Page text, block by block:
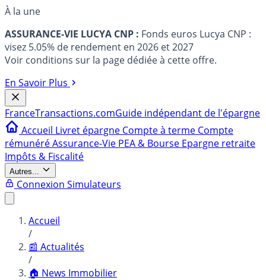
À la une
ASSURANCE-VIE LUCYA CNP : Fonds euros Lucya CNP :
visez 5.05% de rendement en 2026 et 2027
Voir conditions sur la page dédiée à cette offre.
En Savoir Plus
FranceTransactions.comGuide indépendant de l'épargne
Accueil Livret épargne Compte à terme Compte
rémunéréAssurance-Vie PEA & Bourse Epargne retraite
Impôts & Fiscalité
Autres...
Connexion Simulateurs
Accueil
/
📰 Actualités
/
🏠 News Immobilier